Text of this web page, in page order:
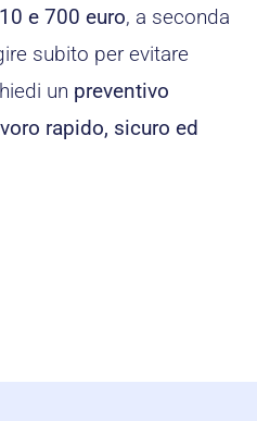
e 700 euro, a seconda
subito per evitare
un preventivo
rapido, sicuro ed